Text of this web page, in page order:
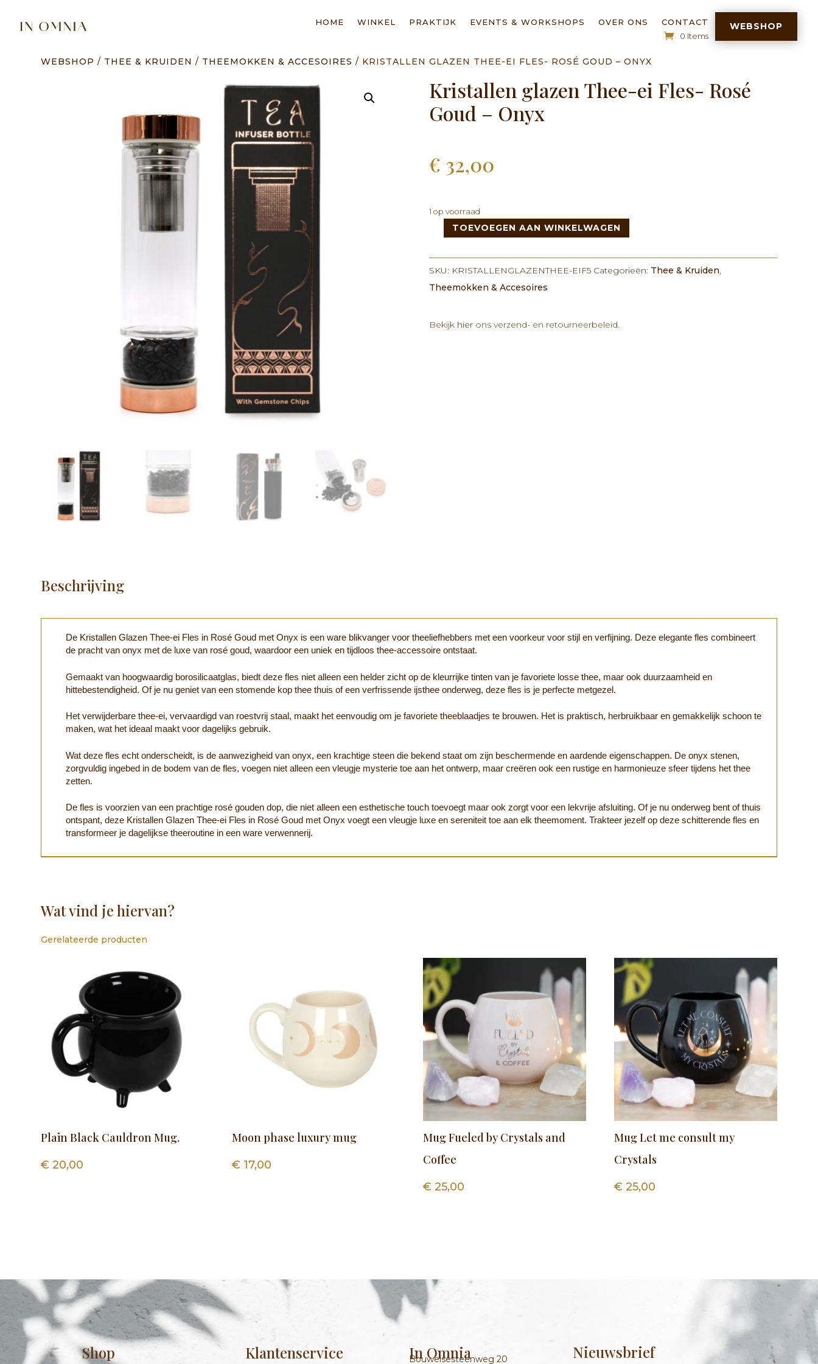
HOME WINKEL PRAKTIJK EVENTS & WORKSHOPS OVER ONS
CONTACT
0 Items
WEBSHOP
WEBSHOP / THEE & KRUIDEN / THEEMOKKEN & ACCESOIRES / KRISTALLEN GLAZEN THEE-EI FLES- ROSÉ GOUD – ONYX
Kristallen glazen Thee-ei Fles- Rosé
Goud – Onyx
€ 32,00
1 op voorraad
Kristallen
Thee-
ei
Fles-
TOEVOEGEN AAN WINKELWAGEN
SKU: KRISTALLENGLAZENTHEE-EIF5 Categorieën: Thee & Kruiden,
Theemokken & Accesoires
Bekijk hier ons verzend- en retourneerbeleid.
Beschrijving
De Kristallen Glazen Thee-ei Fles in Rosé Goud met Onyx is een ware blikvanger voor theeliefhebbers met een voorkeur voor stijl en verfijning. Deze elegante fles combineert
de pracht van onyx met de luxe van rosé goud, waardoor een uniek en tijdloos thee-accessoire ontstaat.
Gemaakt van hoogwaardig borosilicaatglas, biedt deze fles niet alleen een helder zicht op de kleurrijke tinten van je favoriete losse thee, maar ook duurzaamheid en
hittebestendigheid. Of je nu geniet van een stomende kop thee thuis of een verfrissende ijsthee onderweg, deze fles is je perfecte metgezel.
Het verwijderbare thee-ei, vervaardigd van roestvrij staal, maakt het eenvoudig om je favoriete theeblaadjes te brouwen. Het is praktisch, herbruikbaar en gemakkelijk schoon te
maken, wat het ideaal maakt voor dagelijks gebruik.
Wat deze fles echt onderscheidt, is de aanwezigheid van onyx, een krachtige steen die bekend staat om zijn beschermende en aardende eigenschappen. De onyx stenen,
zorgvuldig ingebed in de bodem van de fles, voegen niet alleen een vleugje mysterie toe aan het ontwerp, maar creëren ook een rustige en harmonieuze sfeer tijdens het thee
zetten.
De fles is voorzien van een prachtige rosé gouden dop, die niet alleen een esthetische touch toevoegt maar ook zorgt voor een lekvrije afsluiting. Of je nu onderweg bent of thuis
ontspant, deze Kristallen Glazen Thee-ei Fles in Rosé Goud met Onyx voegt een vleugje luxe en sereniteit toe aan elk theemoment. Trakteer jezelf op deze schitterende fles en
transformeer je dagelijkse theeroutine in een ware verwennerij.
Wat vind je hiervan?
Gerelateerde producten
Plain Black Cauldron Mug.
€ 20,00
Moon phase luxury mug
€ 17,00
Mug Fueled by Crystals and
Coffee
€ 25,00
Mug Let me consult my
Crystals
€ 25,00
Shop Klantenservice In Omnia
Bouwelsesteenweg 20 Nieuwsbrief